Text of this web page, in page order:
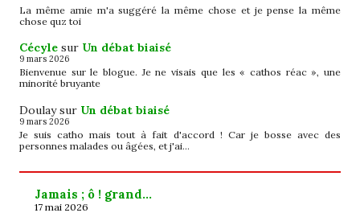
La même amie m'a suggéré la même chose et je pense la même
chose quz toi
Cécyle sur Un débat biaisé
9 mars 2026
Bienvenue sur le blogue. Je ne visais que les « cathos réac », une
minorité bruyante
Doulaysur Un débat biaisé
9 mars 2026
Je suis catho mais tout à fait d'accord ! Car je bosse avec des
personnes malades ou âgées, et j'ai…
Jamais ; ô ! grand…
17 mai 2026